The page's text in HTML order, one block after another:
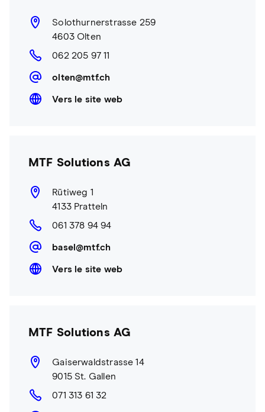
Solothurnerstrasse 259
4603 Olten
062 205 97 11
olten@mtf.ch
Vers le site web
MTF Solutions AG
Rütiweg 1
4133 Pratteln
061 378 94 94
basel@mtf.ch
Vers le site web
MTF Solutions AG
Gaiserwaldstrasse 14
9015 St. Gallen
071 313 61 32